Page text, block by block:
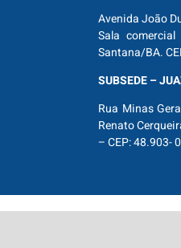
Avenida João
Sala
Santana/BA.
SUBSEDE –
Rua Minas
Renato
– CEP: 48.903-